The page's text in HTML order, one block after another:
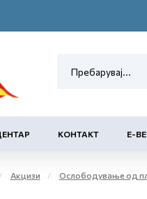
КОНТАКТ Е-
Акцизи Ослободување од плаќање акциза и